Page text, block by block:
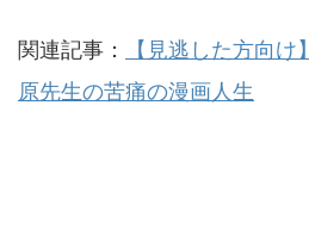
関連記事：
【見逃した方向
原先生の苦痛の漫画人生